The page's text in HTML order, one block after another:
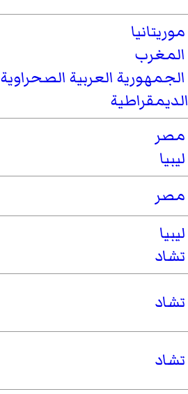
موريتانيا
المغرب
الجمهورية العربية الصحراوية
الديمقراطية
مصر
ليبيا
مصر
ليبيا
تشاد
تشاد
تشاد